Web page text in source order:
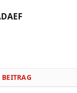
BEITRAG